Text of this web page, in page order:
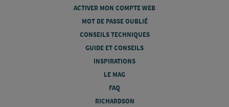
ACTIVER MON COMPTE WEB
MOT DE PASSE OUBLIÉ
CONSEILS TECHNIQUES
GUIDE ET CONSEILS
INSPIRATIONS
LE MAG
FAQ
RICHARDSON